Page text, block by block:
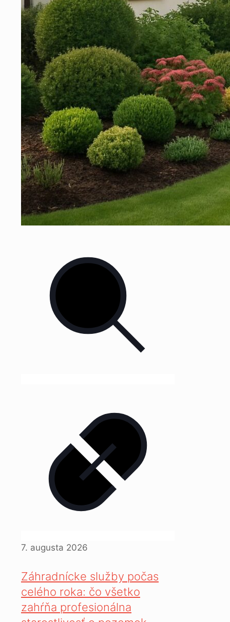
7. augusta 2026
Záhradnícke služby počas
celého roka: čo všetko
zahŕňa profesionálna